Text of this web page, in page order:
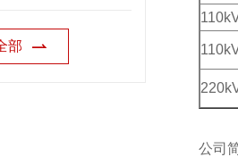
部
公司